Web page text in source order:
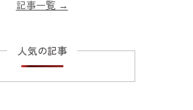
記事一覧 →
人気の記事